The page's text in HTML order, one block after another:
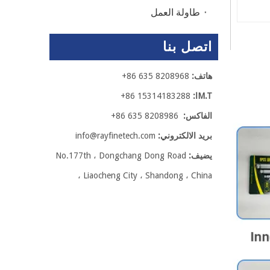
طاولة العمل
اتصل بنا
هاتف:
M.Tا:
الفاكس:
بريد الالكتروني: info@rayfinetech.com
يضيف: No.177th ، Dongchang Dong Road
، Liaocheng City ، Shandong ، China